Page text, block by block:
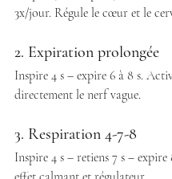
3x/jour. Régule le cœur et le
2. Expiration prolongée
Inspire 4 s – expire 6 à 8 s.
directement le nerf vague.
3. Respiration 4-7-8
Inspire 4 s – retiens 7 s –